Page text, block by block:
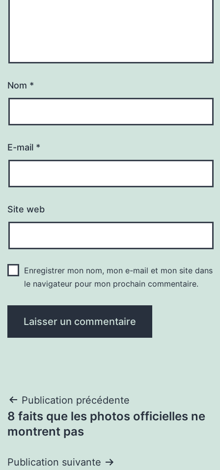
Nom *
E-mail *
Site web
Enregistrer mon nom, mon e-mail et mon site dans
le navigateur pour mon prochain commentaire.
Navigation
de
Publication précédente
8 faits que les photos officielles ne
montrent pas
Publication suivante